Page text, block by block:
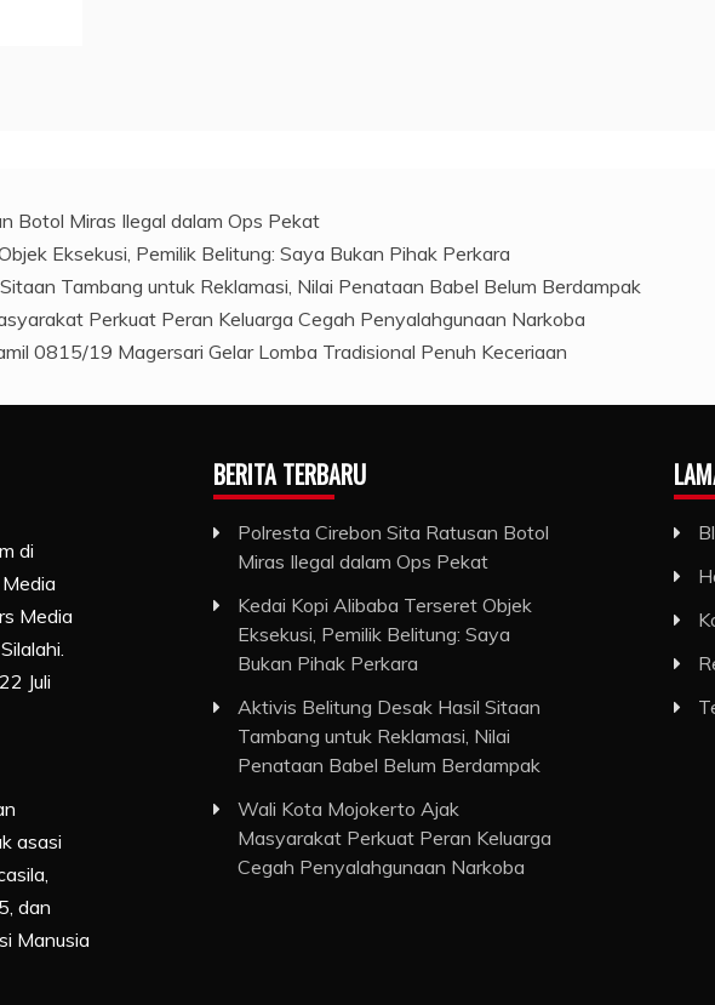
Botol Miras Ilegal dalam Ops Pekat
Eksekusi, Pemilik Belitung: Saya Bukan Pihak Perkara
Tambang untuk Reklamasi, Nilai Penataan Babel Belum Berdampak
Perkuat Peran Keluarga Cegah Penyalahgunaan Narkoba
0815/19 Magersari Gelar Lomba Tradisional Penuh Keceriaan
di
Media
Juli
asasi
dan
Manusia
BERITA TERBARU
Polresta Cirebon Sita Ratusan Botol
Miras Ilegal dalam Ops Pekat
Kedai Kopi Alibaba Terseret Objek
Eksekusi, Pemilik Belitung: Saya
Bukan Pihak Perkara
Aktivis Belitung Desak Hasil Sitaan
Tambang untuk Reklamasi, Nilai
Penataan Babel Belum Berdampak
Wali Kota Mojokerto Ajak
Masyarakat Perkuat Peran Keluarga
Cegah Penyalahgunaan Narkoba